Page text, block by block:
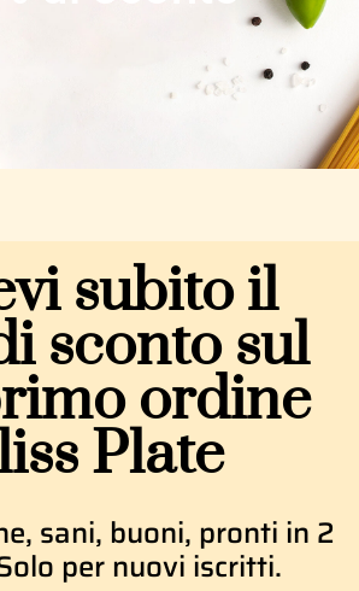
subito il
sconto sul
ordine
Plate
sani, buoni, pronti in 2
per nuovi iscritti.